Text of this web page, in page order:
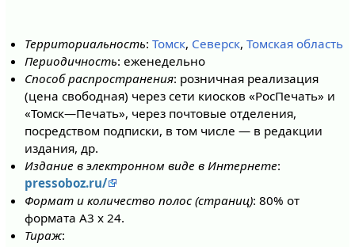
Территориальность:Томск, Северск,Томская область
Периодичность: еженедельно
Способ распространения: розничная реализация
(цена свободная) через сети киосков «РосПечать» и
«Томск—Печать», через почтовые отделения,
посредством подписки, в том числе — в редакции
издания, др.
Издание в электронном виде в Интернете:
pressoboz.ru/
Формат и количество полос (страниц): 80% от
формата А3 х 24.
Тираж: